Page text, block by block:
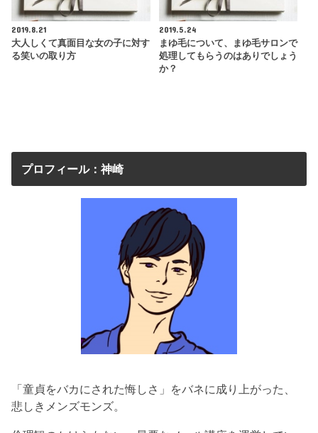
2019.8.21
大人しくて真面目な女の子に対す
る笑いの取り方
2019.5.24
まゆ毛について、まゆ毛サロンで
処理してもらうのはありでしょう
か？
プロフィール：神崎
「童貞をバカにされた悔しさ」をバネに成り上がった、
悲しきメンズモンズ。